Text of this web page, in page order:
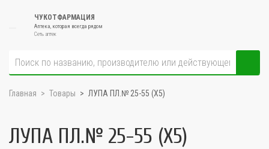
ЧУКОТФАРМАЦИЯ
Аптека, которая всегда рядом
Сеть аптек
Главная Товары ЛУПА ПЛ.№ 25-55 (Х5)
ЛУПА ПЛ.№ 25-55 (Х5)